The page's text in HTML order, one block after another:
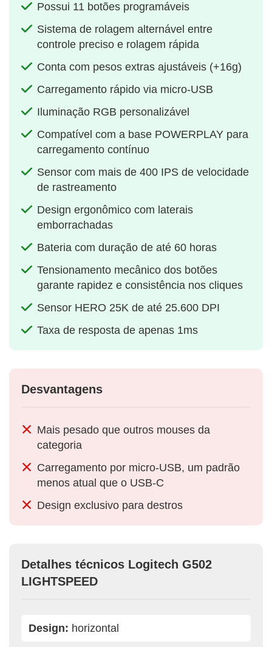
Possui 11 botões programáveis
Sistema de rolagem alternável entre
controle preciso e rolagem rápida
Conta com pesos extras ajustáveis (+16g)
Carregamento rápido via micro-USB
Iluminação RGB personalizável
Compatível com a base POWERPLAY para
carregamento contínuo
Sensor com mais de 400 IPS de velocidade
de rastreamento
Design ergonômico com laterais
emborrachadas
Bateria com duração de até 60 horas
Tensionamento mecânico dos botões
garante rapidez e consistência nos cliques
Sensor HERO 25K de até 25.600 DPI
Taxa de resposta de apenas 1ms
Desvantagens
Mais pesado que outros mouses da
categoria
Carregamento por micro‑USB, um padrão
menos atual que o USB‑C
Design exclusivo para destros
Detalhes técnicos Logitech G502
LIGHTSPEED
Design: horizontal